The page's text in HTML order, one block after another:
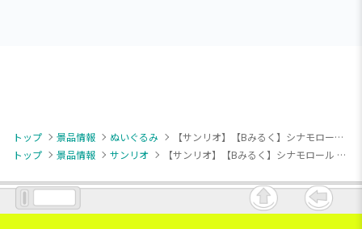
トップ 景品情報 ぬいぐるみ
【サンリオ】【Bみるく】シナモロール ミルキーボア みみむすびBIGぬいぐるみ
トップ
景品情報 サンリオ 【サンリオ】【Bみるく】シナモロール ミルキーボア みみむすびBIGぬいぐるみ